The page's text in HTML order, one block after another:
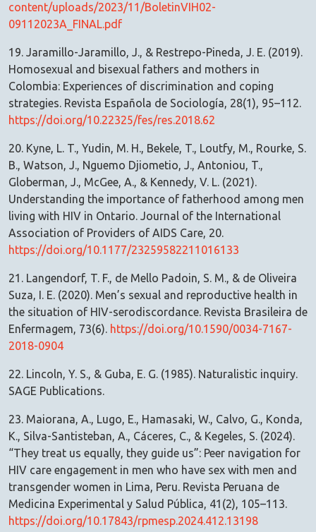
content/uploads/2023/11/BoletinVIH02-
09112023A_FINAL.pdf
19. Jaramillo-Jaramillo, J., & Restrepo-Pineda, J. E. (2019).
Homosexual and bisexual fathers and mothers in
Colombia: Experiences of discrimination and coping
strategies. Revista Española de Sociología, 28(1), 95–112.
https://doi.org/10.22325/fes/res.2018.62
20. Kyne, L. T., Yudin, M. H., Bekele, T., Loutfy, M., Rourke, S.
B., Watson, J., Nguemo Djiometio, J., Antoniou, T.,
Globerman, J., McGee, A., & Kennedy, V. L. (2021).
Understanding the importance of fatherhood among men
living with HIV in Ontario. Journal of the International
Association of Providers of AIDS Care, 20.
https://doi.org/10.1177/23259582211016133
21. Langendorf, T. F., de Mello Padoin, S. M., & de Oliveira
Suza, I. E. (2020). Men’s sexual and reproductive health in
the situation of HIV-serodiscordance. Revista Brasileira de
Enfermagem, 73(6). https://doi.org/10.1590/0034-7167-
2018-0904
22. Lincoln, Y. S., & Guba, E. G. (1985). Naturalistic inquiry.
SAGE Publications.
23. Maiorana, A., Lugo, E., Hamasaki, W., Calvo, G., Konda,
K., Silva-Santisteban, A., Cáceres, C., & Kegeles, S. (2024).
“They treat us equally, they guide us”: Peer navigation for
HIV care engagement in men who have sex with men and
transgender women in Lima, Peru. Revista Peruana de
Medicina Experimental y Salud Pública, 41(2), 105–113.
https://doi.org/10.17843/rpmesp.2024.412.13198